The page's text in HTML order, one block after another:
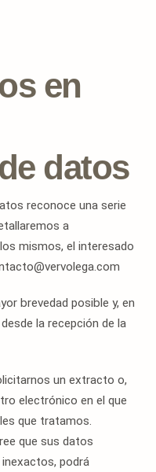
en
datos
reconoce una serie
a
mismos, el interesado
brevedad posible y, en
la recepción de la
un extracto o,
electrónico en el que
que tratamos.
que sus datos
podrá